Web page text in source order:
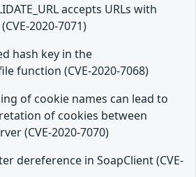
accepts URLs with
2020-7071)
hash key in the
function (CVE-2020-7068)
of cookie names can lead to
of cookies between
(CVE-2020-7070)
dereference in SoapClient (CVE-